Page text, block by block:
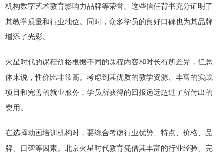
机构数字艺术教育影响力品牌等荣誉。这些信任背书充分证明了
其教学质量和行业地位。同时，众多学员的良好口碑也为其品牌
增添了光彩。
火星时代的课程价格根据不同的课程内容和时长有所差异，但总
体来说，性价比非常高。考虑到其优质的教学资源、丰富的实战
项目和完善的就业服务，学员所获得的回报远远超过了所付出的
费用。
在选择动画培训机构时，要综合考虑行业优势、特点、价格、品
牌、口碑等因素。北京火星时代教育凭借其丰富的行业经验、完